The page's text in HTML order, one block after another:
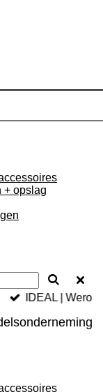
+ opslag
IDEAL | Wero